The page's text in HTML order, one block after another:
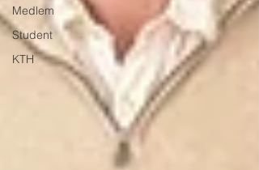
Medlem
Student
KTH